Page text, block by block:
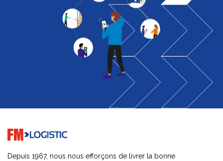
Go to home page
Depuis 1967, nous nous efforçons de livrer la bonne